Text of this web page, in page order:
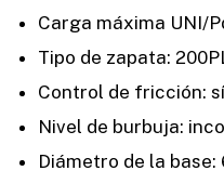
Carga máxima UNI/
Tipo de zapata:
Control de fricción: sí
Nivel de burbuja:
Diámetro de la base: